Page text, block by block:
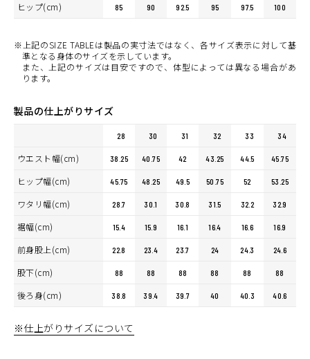
ヒップ(cm) 85 90 92.5 95 97.5 100
※上記のSIZE TABLEは製品の実寸法ではなく、各サイズ表示に対して基
準となる身体のサイズを示しています。
また、上記のサイズは目安ですので、体型によっては異なる場合があ
ります。
製品の仕上がりサイズ
28 30 31 32 33 34
ウエスト幅(cm) 38.25 40.75 42 43.25 44.5 45.75
ヒップ幅(cm) 45.75 48.25 49.5 50.75 52 53.25
ワタリ幅(cm) 28.7 30.1 30.8 31.5 32.2 32.9
裾幅(cm) 15.4 15.9 16.1 16.4 16.6 16.9
前身股上(cm) 22.8 23.4 23.7 24 24.3 24.6
股下(cm) 88 88 88 88 88 88
後ろ身(cm) 38.8 39.4 39.7 40 40.3 40.6
※仕上がりサイズについて